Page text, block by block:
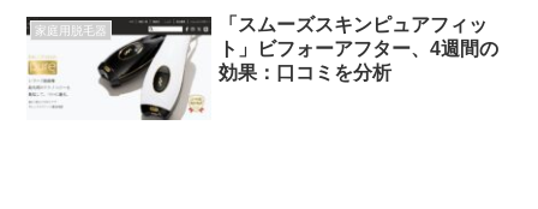
家庭用脱毛器
「スムーズスキンピュアフィッ
ト」ビフォーアフター、4週間の
効果：口コミを分析